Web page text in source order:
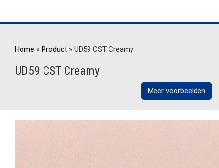
Home » Product » UD59 CST Creamy
UD59 CST Creamy
Meer voorbeelden